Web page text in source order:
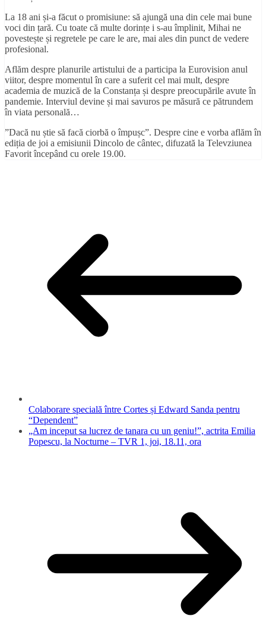
La 18 ani și-a făcut o promisiune: să ajungă una din cele mai bune
voci din țară. Cu toate că multe dorințe i s-au împlinit, Mihai ne
povestește și regretele pe care le are, mai ales din punct de vedere
profesional.
Aflăm despre planurile artistului de a participa la Eurovision anul
viitor, despre momentul în care a suferit cel mai mult, despre
academia de muzică de la Constanța și despre preocupările avute în
pandemie. Interviul devine și mai savuros pe măsură ce pătrundem
în viata personală…
”Dacă nu știe să facă ciorbă o împușc”. Despre cine e vorba aflăm în
ediția de joi a emisiunii Dincolo de cântec, difuzată la Televziunea
Favorit începând cu orele 19.00.
Colaborare specială între Cortes și Edward Sanda pentru
“Dependent”
„Am inceput sa lucrez de tanara cu un geniu!”, actrita Emilia
Popescu, la Nocturne – TVR 1, joi, 18.11, ora